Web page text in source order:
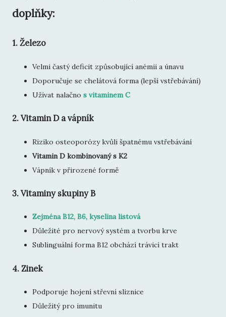
doplňky:
1. Železo
Velmi častý deficit způsobující anémii a únavu
Doporučuje se chelátová forma (lepší vstřebávání)
Užívat nalačno s vitaminem C
2. Vitamin D a vápník
Riziko osteoporózy kvůli špatnému vstřebávání
Vitamin D kombinovaný s K2
Vápník v přirozené formě
3. Vitaminy skupiny B
Zejména B12, B6, kyselina listová
Důležité pro nervový systém a tvorbu krve
Sublinguální forma B12 obchází trávicí trakt
4. Zinek
Podporuje hojení střevní sliznice
Důležitý pro imunitu